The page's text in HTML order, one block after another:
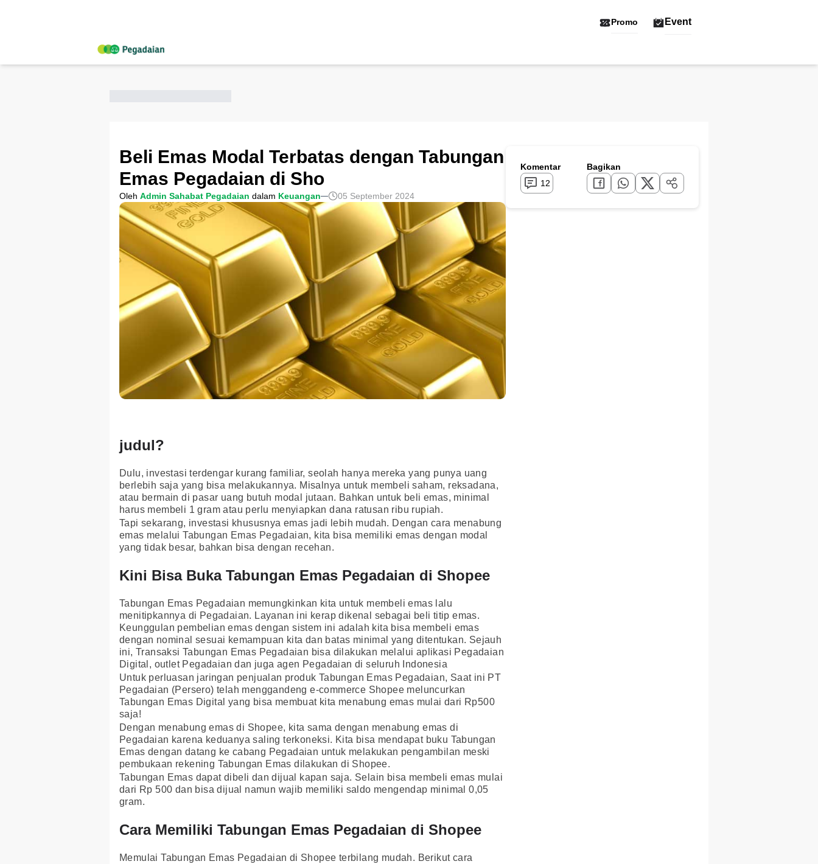
Promo Event
Beli Emas Modal Terbatas dengan Tabungan
Emas Pegadaian di Sho
Oleh Admin Sahabat Pegadaian dalam Keuangan 05 September 2024
judul?
Dulu, investasi terdengar kurang familiar, seolah hanya mereka yang punya uang
berlebih saja yang bisa melakukannya. Misalnya untuk membeli saham, reksadana,
atau bermain di pasar uang butuh modal jutaan. Bahkan untuk beli emas, minimal
harus membeli 1 gram atau perlu menyiapkan dana ratusan ribu rupiah.
Tapi sekarang, investasi khususnya emas jadi lebih mudah. Dengan cara menabung
emas melalui Tabungan Emas Pegadaian, kita bisa memiliki emas dengan modal
yang tidak besar, bahkan bisa dengan recehan.
Kini Bisa Buka Tabungan Emas Pegadaian di Shopee
Tabungan Emas Pegadaian memungkinkan kita untuk membeli emas lalu
menitipkannya di Pegadaian. Layanan ini kerap dikenal sebagai beli titip emas.
Keunggulan pembelian emas dengan sistem ini adalah kita bisa membeli emas
dengan nominal sesuai kemampuan kita dan batas minimal yang ditentukan. Sejauh
ini, Transaksi Tabungan Emas Pegadaian bisa dilakukan melalui aplikasi Pegadaian
Digital, outlet Pegadaian dan juga agen Pegadaian di seluruh Indonesia
Untuk perluasan jaringan penjualan produk Tabungan Emas Pegadaian, Saat ini PT
Pegadaian (Persero) telah menggandeng e-commerce Shopee meluncurkan
Tabungan Emas Digital yang bisa membuat kita menabung emas mulai dari Rp500
saja!
Dengan menabung emas di Shopee, kita sama dengan menabung emas di
Pegadaian karena keduanya saling terkoneksi. Kita bisa mendapat buku Tabungan
Emas dengan datang ke cabang Pegadaian untuk melakukan pengambilan meski
pembukaan rekening Tabungan Emas dilakukan di Shopee.
Tabungan Emas dapat dibeli dan dijual kapan saja. Selain bisa membeli emas mulai
dari Rp 500 dan bisa dijual namun wajib memiliki saldo mengendap minimal 0,05
gram.
Cara Memiliki Tabungan Emas Pegadaian di Shopee
Memulai Tabungan Emas Pegadaian di Shopee terbilang mudah. Berikut cara
Komentar
12
Bagikan